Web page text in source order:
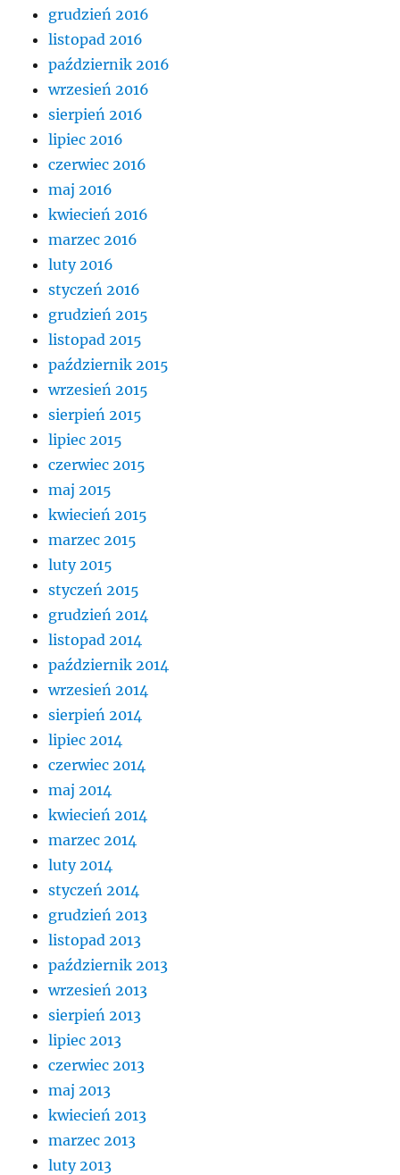
grudzień 2016
listopad 2016
październik 2016
wrzesień 2016
sierpień 2016
lipiec 2016
czerwiec 2016
maj 2016
kwiecień 2016
marzec 2016
luty 2016
styczeń 2016
grudzień 2015
listopad 2015
październik 2015
wrzesień 2015
sierpień 2015
lipiec 2015
czerwiec 2015
maj 2015
kwiecień 2015
marzec 2015
luty 2015
styczeń 2015
grudzień 2014
listopad 2014
październik 2014
wrzesień 2014
sierpień 2014
lipiec 2014
czerwiec 2014
maj 2014
kwiecień 2014
marzec 2014
luty 2014
styczeń 2014
grudzień 2013
listopad 2013
październik 2013
wrzesień 2013
sierpień 2013
lipiec 2013
czerwiec 2013
maj 2013
kwiecień 2013
marzec 2013
luty 2013